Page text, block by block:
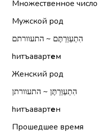
Множественное число
Мужской род
הִתְעַוַּרְתֶּם ~ התעוורתם
hитъавартем
Женский род
הִתְעַוַּרְתֶּן ~ התעוורתן
hитъавартен
Прошедшее время